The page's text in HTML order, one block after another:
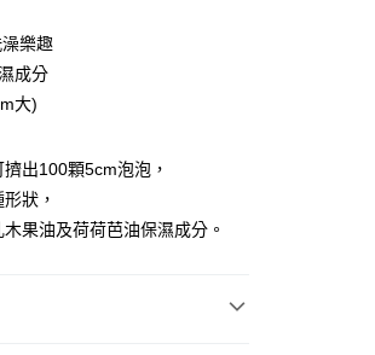
運費
運費
樂趣
成分
大)
出100顆5cm泡泡，
狀，
果油及荷荷芭油保濕成分。